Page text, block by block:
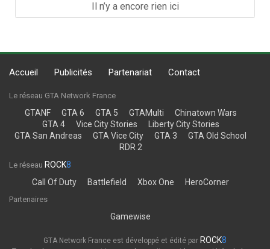
Il n’y a encore rien ici
Accueil Publicités Partenariat Contact
Le réseau GTA Network France
GTANF GTA 6 GTA 5 GTAMulti
Chinatown Wars
GTA 4
Vice City Stories
Liberty City Stories
GTA San Andreas
GTA Vice City GTA 3
GTA Old School
RDR 2
Le réseau ROCK8
Call Of Duty
Battlefield Xbox One HeroCorner
Partenaires
Gamewise
GTA Network France est développé et édité par ROCK8